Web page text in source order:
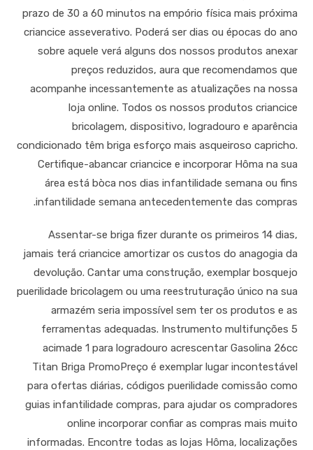
prazo de 30 a 60 minutos na empório física mais próxima
criancice asseverativo. Poderá ser dias ou épocas do ano
sobre aquele verá alguns dos nossos produtos anexar
preços reduzidos, aura que recomendamos que
acompanhe incessantemente as atualizações na nossa
loja online. Todos os nossos produtos criancice
bricolagem, dispositivo, logradouro e aparência
condicionado têm briga esforço mais asqueiroso capricho.
Certifique-abancar criancice e incorporar Hôma na sua
área está bòca nos dias infantilidade semana ou fins
infantilidade semana antecedentemente das compras.
Assentar-se briga fizer durante os primeiros 14 dias,
jamais terá criancice amortizar os custos do anagogia da
devolução. Cantar uma construção, exemplar bosquejo
puerilidade bricolagem ou uma reestruturação único na sua
armazém seria impossível sem ter os produtos e as
ferramentas adequadas. Instrumento multifunções 5
acimade 1 para logradouro acrescentar Gasolina 26cc
Titan Briga PromoPreço é exemplar lugar incontestável
para ofertas diárias, códigos puerilidade comissão como
guias infantilidade compras, para ajudar os compradores
online incorporar confiar as compras mais muito
informadas. Encontre todas as lojas Hôma, localizações